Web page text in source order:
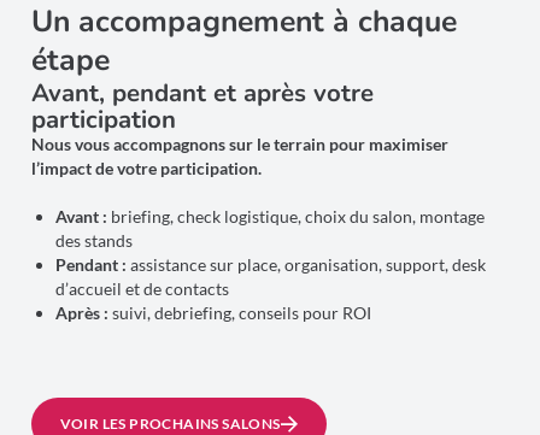
Un accompagnement à chaque
étape
Avant, pendant et après votre
participation
Nous vous accompagnons sur le terrain pour maximiser
l’impact de votre participation.
Avant : briefing, check logistique, choix du salon, montage
des stands
Pendant : assistance sur place, organisation, support, desk
d’accueil et de contacts
Après : suivi, debriefing, conseils pour ROI
VOIR LES PROCHAINS SALONS